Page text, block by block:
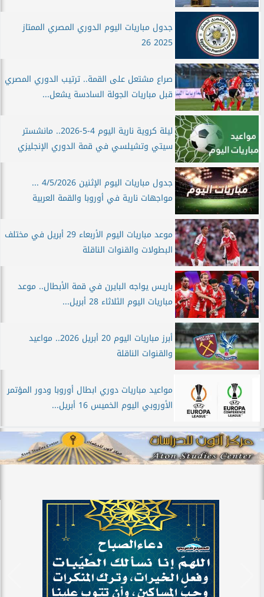
جدول مباريات اليوم الدوري المصري الممتاز
2025 26
صراع مشتعل على القمة.. ترتيب الدوري المصري
قبل مباريات الجولة السادسة يشعل...
ليلة كروية نارية اليوم 4-5-2026.. مانشستر
سيتي وتشيلسي في قمة الدوري الإنجليزي
جدول مباريات اليوم الإثنين 4/5/2026 ...
مواجهات نارية في أوروبا والقمة العربية
موعد مباريات اليوم الأربعاء 29 أبريل في مختلف
البطولات والقنوات الناقلة
باريس يواجه البايرن في قمة الأبطال.. موعد
مباريات اليوم الثلاثاء 28 أبريل...
أبرز مباريات اليوم 20 أبريل 2026.. مواعيد
والقنوات الناقلة
مواعيد مباريات دوري ابطال أوروبا ودور المؤتمر
الأوروبي اليوم الخميس 16 أبريل...